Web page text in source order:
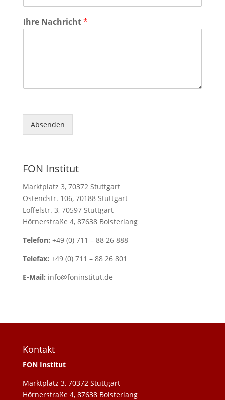
Ihre Nachricht*
Absenden
FON Institut
Marktplatz 3, 70372 Stuttgart
Ostendstr. 106, 70188 Stuttgart
Löffelstr. 3, 70597 Stuttgart
Hörnerstraße 4, 87638 Bolsterlang
Telefon: +49 (0) 711 – 88 26 888
Telefax: +49 (0) 711 – 88 26 801
E-Mail: info@foninstitut.de
Kontakt
FON Institut
Marktplatz 3, 70372 Stuttgart
Hörnerstraße 4, 87638 Bolsterlang